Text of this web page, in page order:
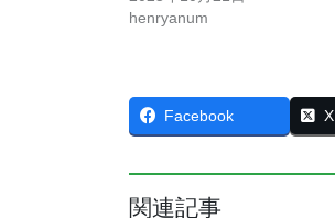
henryanum
Facebook X
関連記事